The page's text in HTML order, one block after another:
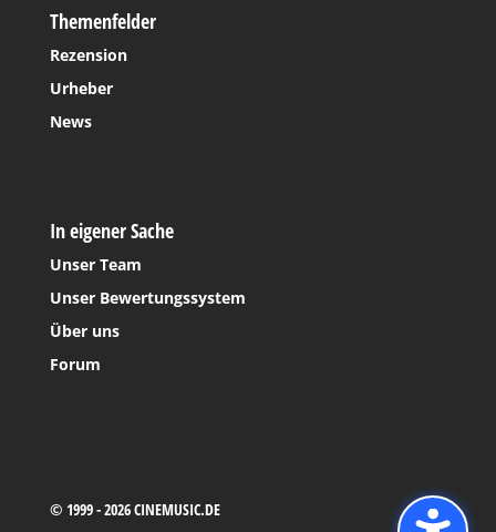
Themenfelder
Rezension
Urheber
News
In eigener Sache
Unser Team
Unser Bewertungssystem
Über uns
Forum
© 1999 - 2026 CINEMUSIC.DE